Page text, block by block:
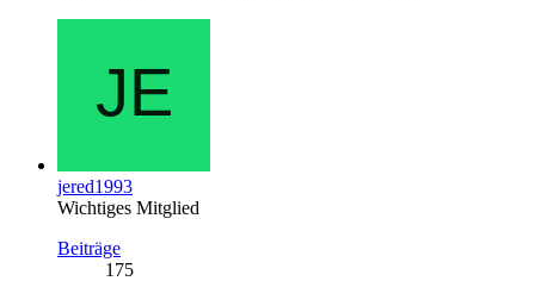
jered1993
Wichtiges Mitglied
Beiträge
175